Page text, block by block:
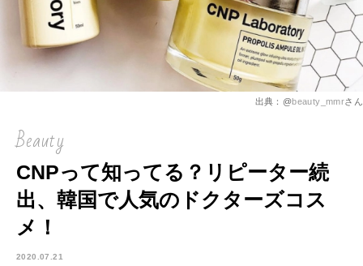
出典：@beauty_mmrさん
Beauty
CNPって知ってる？リピーター続
出、韓国で人気のドクターズコス
メ！
2020.07.21